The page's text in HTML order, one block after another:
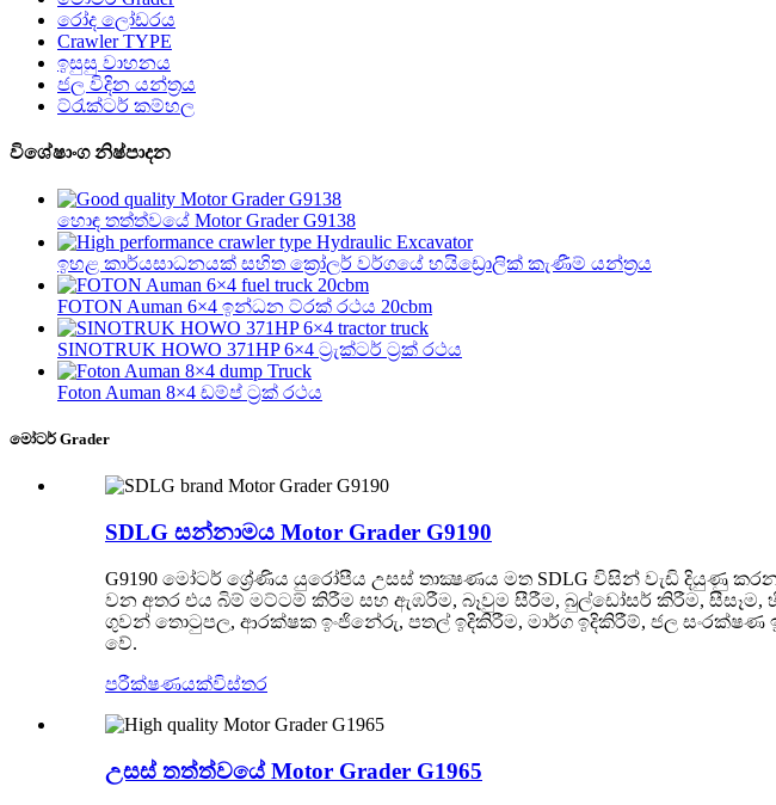
රෝද ලෝඩරය
Crawler TYPE
ඉසුසු වාහනය
ජල විදින යන්ත්‍රය
ට්රැක්ටර් කම්හල
විශේෂාංග නිෂ්පාදන
හොඳ තත්ත්වයේ Motor Grader G9138
ඉහළ කාර්යසාධනයක් සහිත ක්‍රෝලර් වර්ගයේ හයිඩ්‍රොලික් කැණීම් යන්ත්‍රය
FOTON Auman 6×4 ඉන්ධන ට්රක් රථය 20cbm
SINOTRUK HOWO 371HP 6×4 ට්‍රැක්ටර් ට්‍රක් රථය
Foton Auman 8×4 ඩම්ප් ට්‍රක් රථය
මෝටර් Grader
SDLG සන්නාමය Motor Grader G9190
G9190 මෝටර් ශ්‍රේණිය යුරෝපීය උසස් තාක්‍ෂණය මත SDLG විසින් වැඩි දියුණු
වන අතර එය බිම් මට්ටම් කිරීම සහ ඇඹරීම, බෑවුම සීරීම, බුල්ඩෝසර් කිරීම, සීසෑම,
ගුවන් තොටුපල, ආරක්ෂක ඉංජිනේරු, පතල් ඉදිකිරීම, මාර්ග ඉදිකිරීම්, ජල
වේ.
පරීක්ෂණයක්විස්තර
උසස් තත්ත්වයේ Motor Grader G1965